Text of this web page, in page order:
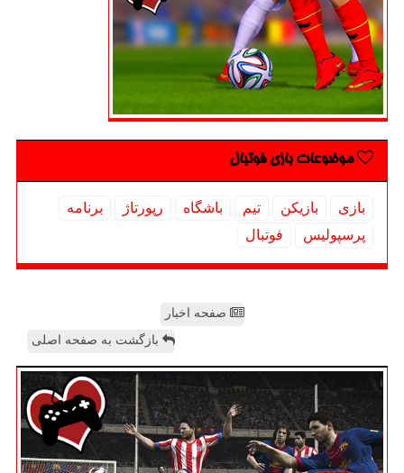
موضوعات بازی فوتبال
بازی بازیكن تیم باشگاه رپورتاژ
برنامه
پرسپولیس
فوتبال
صفحه اخبار
بازگشت به صفحه اصلی